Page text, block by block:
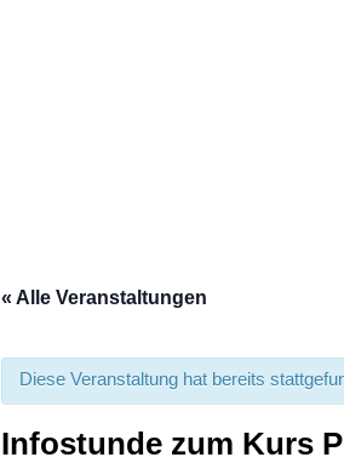
« Alle Veranstaltungen
Diese Veranstaltung hat bereits
Infostunde zum Kurs